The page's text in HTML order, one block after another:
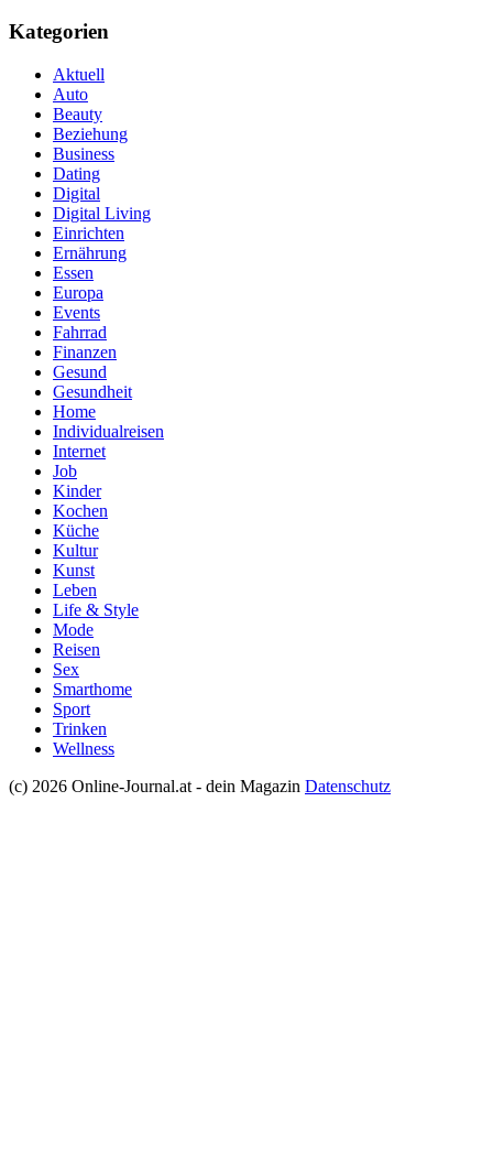
Kategorien
Aktuell
Auto
Beauty
Beziehung
Business
Dating
Digital
Digital Living
Einrichten
Ernährung
Essen
Europa
Events
Fahrrad
Finanzen
Gesund
Gesundheit
Home
Individualreisen
Internet
Job
Kinder
Kochen
Küche
Kultur
Kunst
Leben
Life & Style
Mode
Reisen
Sex
Smarthome
Sport
Trinken
Wellness
(c) 2026 Online-Journal.at - dein Magazin Datenschutz